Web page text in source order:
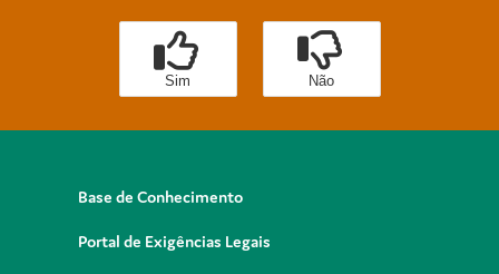
Sim Não
Base de Conhecimento
Portal de Exigências Legais